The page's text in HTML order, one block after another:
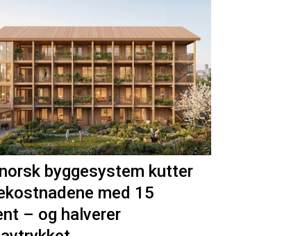
byggesystem kutter
med 15
– og halverer